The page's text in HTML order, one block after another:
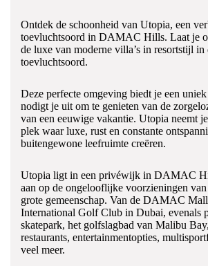
Ontdek de schoonheid van Utopia, een
toevluchtsoord in DAMAC Hills. Laat je
de luxe van moderne villa’s in resortstijl
toevluchtsoord.
Deze perfecte omgeving biedt je een
nodigt je uit om te genieten van de
van een eeuwige vakantie. Utopia neemt
plek waar luxe, rust en constante
buitengewone leefruimte creëren.
Utopia ligt in een privéwijk in DAMAC
aan op de ongelooflijke voorzieningen
grote gemeenschap. Van de DAMAC
International Golf Club in Dubai, evenals
skatepark, het golfslagbad van Malibu
restaurants, entertainmentopties,
veel meer.